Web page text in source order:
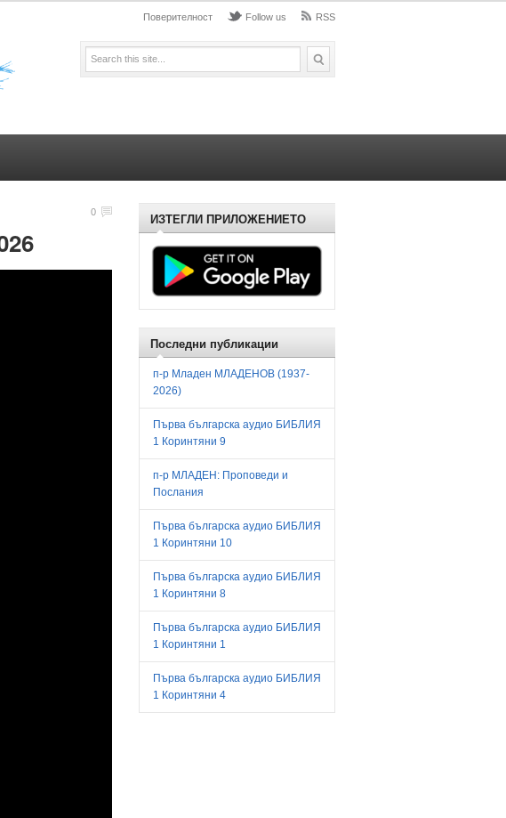
Поверителност Follow us RSS
0 ИЗТЕГЛИ ПРИЛОЖЕНИЕТО
Последни публикации
п-р Младен МЛАДЕНОВ (1937-
2026)
Първа българска аудио БИБЛИЯ
1 Коринтяни 9
п-р МЛАДЕН: Проповеди и
Послания
Първа българска аудио БИБЛИЯ
1 Коринтяни 10
Първа българска аудио БИБЛИЯ
1 Коринтяни 8
Първа българска аудио БИБЛИЯ
1 Коринтяни 1
Първа българска аудио БИБЛИЯ
1 Коринтяни 4